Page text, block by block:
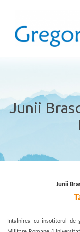
Junii
Junii
Intalnirea cu insotitorul de